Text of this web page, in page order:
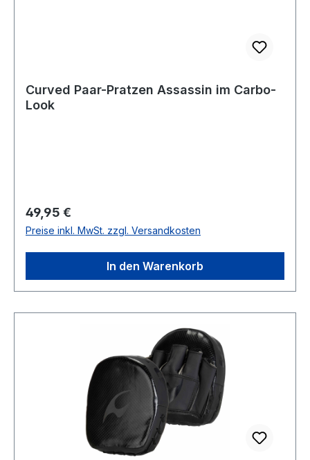
Curved Paar-Pratzen Assassin im Carbo-
Look
Regulärer Preis:
49,95 €
Preise inkl. MwSt. zzgl. Versandkosten
In den Warenkorb